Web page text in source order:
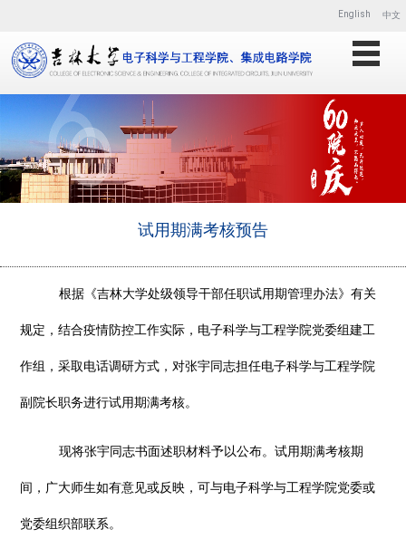
English 中文
试用期满考核预告
根据《吉林大学处级领导干部任职试用期管理办法》有关
规定，结合疫情防控工作实际， 电子科学与工程学院党委组建工
作组，采取电话调研方式，对张宇同志担任电子科学与工程学院
副院长职务进行试用期满考核。
现将张宇同志书面述职材料予以公布。试用期满考核期
间，广大师生如有意见或反映，可与电子科学与工程学院党委或
党委组织部联系。